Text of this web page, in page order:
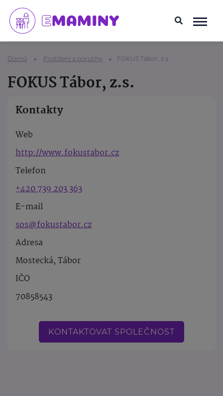
Domů Postižení a poruchy FOKUS Tábor, z.s.
FOKUS Tábor, z.s.
Kontakty
Web
http://www.fokustabor.cz
Telefon
+420 739 203 363
E-mail
sos@fokustabor.cz
Adresa
Mostecká, Tábor
IČO
70858543
KONTAKTOVAT SPOLEČNOST